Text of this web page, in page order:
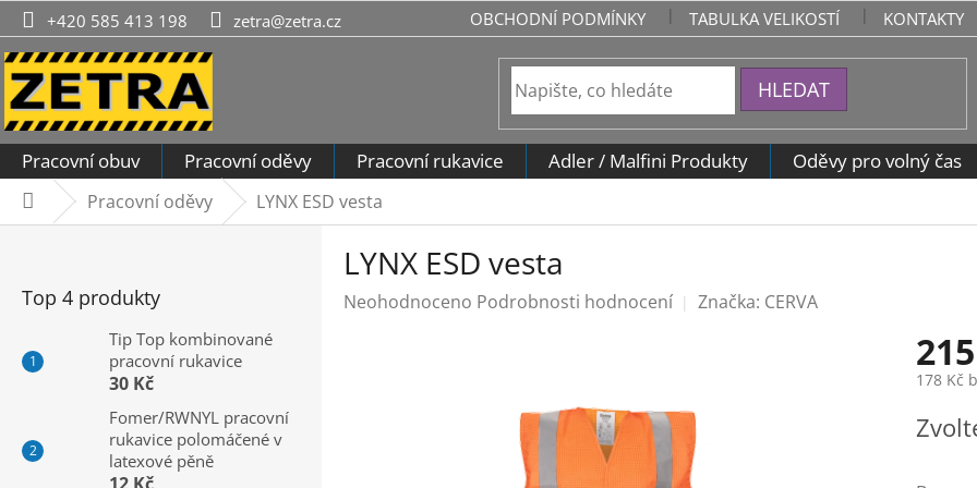
Přejít
na
obsah
+420 585 413 198 zetra@zetra.cz OBCHODNÍ PODMÍNKY TABULKA VELIKOSTÍ KONTAKTY
HLEDAT
Pracovní obuv Pracovní oděvy Pracovní rukavice Adler / Malfini Produkty Oděvy pro volný čas
DomůPracovní oděvy LYNX ESD vesta
Top 4 produkty
Tip Top kombinované
pracovní rukavice
30 Kč
Fomer/RWNYL pracovní
rukavice polomáčené v
latexové pěně
LYNX ESD vesta
Průměrné
Neohodnoceno Podrobnosti hodnocení Značka: CERVA
178 Kč
cena: